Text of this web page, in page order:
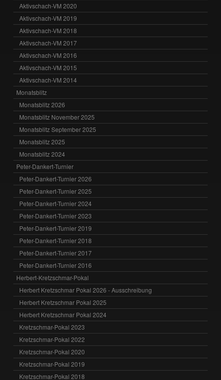
Aktivschach-VM 2020
Aktivschach-VM 2019
Aktivschach-VM 2018
Aktivschach-VM 2017
Aktivschach-VM 2016
Aktivschach-VM 2015
Aktivschach-VM 2014
Monatsblitz
Monatsblitz 2026
Monatsblitz November 2025
Monatsblitz September 2025
Monatsblitz 2025
Monatsblitz 2024
Peter-Dankert-Turnier
Peter-Dankert-Turnier 2026
Peter-Dankert-Turnier 2025
Peter-Dankert-Turnier 2024
Peter-Dankert-Turnier 2023
Peter-Dankert-Turnier 2019
Peter-Dankert-Turnier 2018
Peter-Dankert-Turnier 2017
Peter-Dankert-Turnier 2016
Herbert-Kretzschmar-Pokal
Herbert Kretzschmar Pokal 2026 - Ausschreibung
Herbert Kretzschmar Pokal 2025
Herbert Kretzschmar Pokal 2024
Kretzschmar-Pokal 2023
Kretzschmar-Pokal 2022
Kretzschmar-Pokal 2020
Kretzschmar-Pokal 2019
Kretzschmar-Pokal 2018